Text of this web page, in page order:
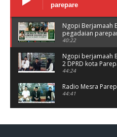
parepare
Ngopi Berjamaah
pegadaian
40:22
Ngopi berjamaah
2 DPRD kota
44:24
Radio Mesra
44:41
44:25